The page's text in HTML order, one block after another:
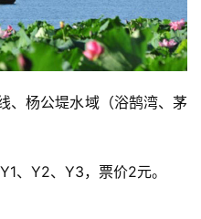
、杨公堤水域（浴鹄湾、茅
、Y2、Y3，票价2元。